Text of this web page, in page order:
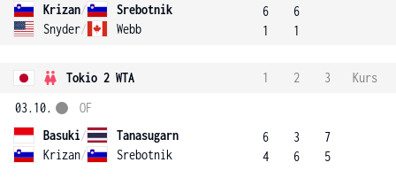
Krizan/
Srebotnik
Snyder/ Webb
6
1
6
1
Tokio 2 WTA 1 2 3
Kurs
03.10.
Basuki/
Tanasugarn
Krizan/ Srebotnik
OF
6
4
3
6
7
5